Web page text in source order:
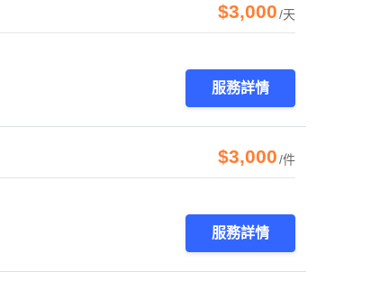
$3,000/天
服務詳情
$3,000/件
服務詳情